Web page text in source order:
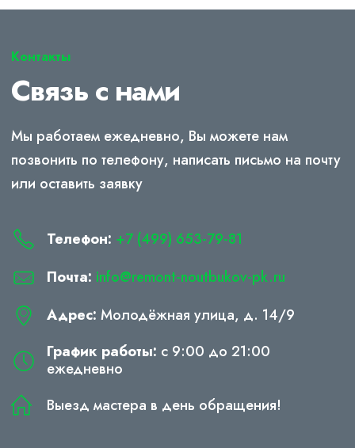
Контакты
Связь с нами
Мы работаем ежедневно, Вы можете нам
позвонить по телефону, написать письмо на почту
или оставить заявку
Телефон: +7 (499) 653-79-81
Почта: info@remont-noutbukov-pk.ru
Адрес: Молодёжная улица, д. 14/9
График работы: с 9:00 до 21:00
ежедневно
Выезд мастера в день обращения!